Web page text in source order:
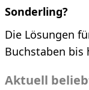
Sonderling?
Die Lösungen
Buchstaben bis
Aktuell